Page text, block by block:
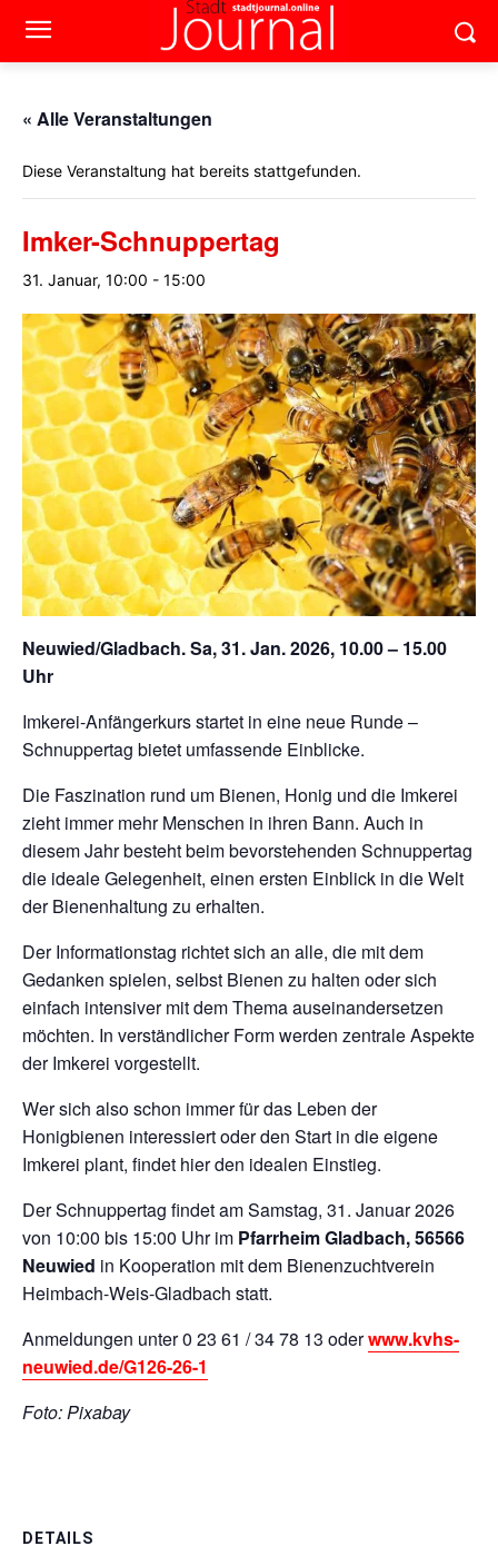
« Alle Veranstaltungen
Diese Veranstaltung hat bereits stattgefunden.
Imker-Schnuppertag
31. Januar, 10:00 - 15:00
Neuwied/Gladbach. Sa, 31. Jan. 2026, 10.00 – 15.00
Uhr
Imkerei-Anfängerkurs startet in eine neue Runde –
Schnuppertag bietet umfassende Einblicke.
Die Faszination rund um Bienen, Honig und die Imkerei
zieht immer mehr Menschen in ihren Bann. Auch in
diesem Jahr besteht beim bevorstehenden Schnuppertag
die ideale Gelegenheit, einen ersten Einblick in die Welt
der Bienenhaltung zu erhalten.
Der Informationstag richtet sich an alle, die mit dem
Gedanken spielen, selbst Bienen zu halten oder sich
einfach intensiver mit dem Thema auseinandersetzen
möchten. In verständlicher Form werden zentrale Aspekte
der Imkerei vorgestellt.
Wer sich also schon immer für das Leben der
Honigbienen interessiert oder den Start in die eigene
Imkerei plant, findet hier den idealen Einstieg.
Der Schnuppertag findet am Samstag, 31. Januar 2026
von 10:00 bis 15:00 Uhr im Pfarrheim Gladbach, 56566
Neuwied in Kooperation mit dem Bienenzuchtverein
Heimbach-Weis-Gladbach statt.
Anmeldungen unter 0 23 61 / 34 78 13 oderwww.kvhs-
neuwied.de/G126-26-1
Foto: Pixabay
DETAILS